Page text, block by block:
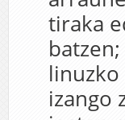
tiraka
izango